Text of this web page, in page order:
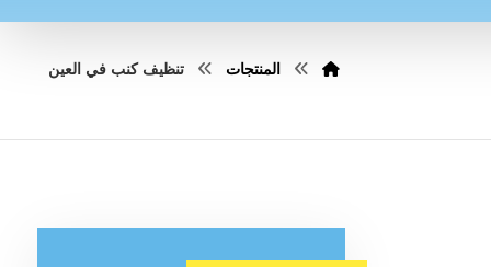
المنتجات تنظيف كنب في العين